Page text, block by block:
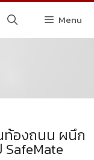
Menu
ท้องถนน ผนึก
SafeMate